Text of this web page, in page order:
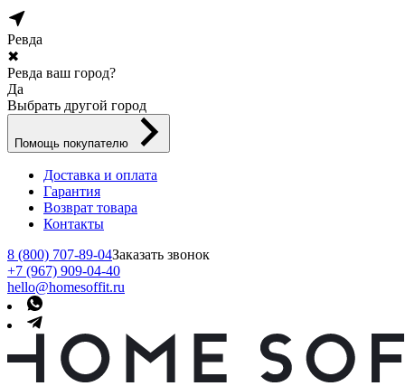
Ревда
✖
Ревда ваш город?
Да
Выбрать другой город
Помощь покупателю
Доставка и оплата
Гарантия
Возврат товара
Контакты
8 (800) 707-89-04Заказать звонок
+7 (967) 909-04-40
hello@homesoffit.ru